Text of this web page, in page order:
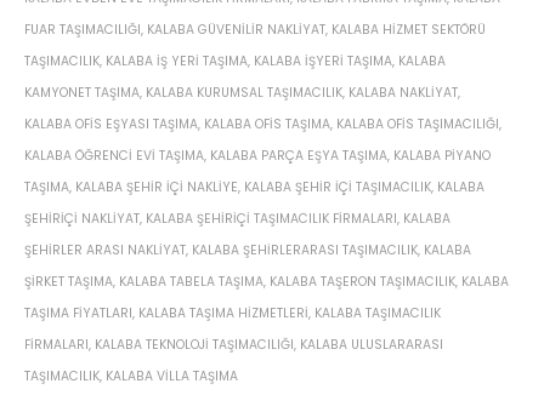
FUAR TAŞIMACILIĞI, KALABA GÜVENILIR NAKLIYAT, KALABA HIZMET SEKTÖRÜ
TAŞIMACILIK, KALABA IŞ YERI TAŞIMA, KALABA IŞYERI TAŞIMA, KALABA
KAMYONET TAŞIMA, KALABA KURUMSAL TAŞIMACILIK, KALABA NAKLIYAT,
KALABA OFIS EŞYASI TAŞIMA, KALABA OFIS TAŞIMA, KALABA OFIS TAŞIMACILIĞI,
KALABA ÖĞRENCI EVI TAŞIMA, KALABA PARÇA EŞYA TAŞIMA, KALABA PIYANO
TAŞIMA, KALABA ŞEHIR IÇI NAKLIYE, KALABA ŞEHIR IÇI TAŞIMACILIK, KALABA
ŞEHIRIÇI NAKLIYAT, KALABA ŞEHIRIÇI TAŞIMACILIK FIRMALARI, KALABA
ŞEHIRLER ARASI NAKLIYAT, KALABA ŞEHIRLERARASI TAŞIMACILIK, KALABA
ŞIRKET TAŞIMA, KALABA TABELA TAŞIMA, KALABA TAŞERON TAŞIMACILIK, KALABA
TAŞIMA FIYATLARI, KALABA TAŞIMA HIZMETLERI, KALABA TAŞIMACILIK
FIRMALARI, KALABA TEKNOLOJI TAŞIMACILIĞI, KALABA ULUSLARARASI
TAŞIMACILIK, KALABA VILLA TAŞIMA